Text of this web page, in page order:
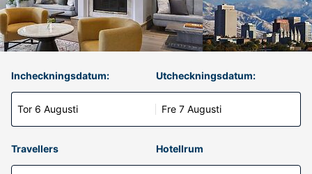
Incheckningsdatum:
Tor 6 Augusti
Utcheckningsdatum:
Fre 7 Augusti
Travellers Hotellrum